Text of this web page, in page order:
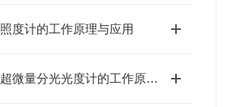
照度计的工作原理与应用
超微量分光光度计的工作原理及应用